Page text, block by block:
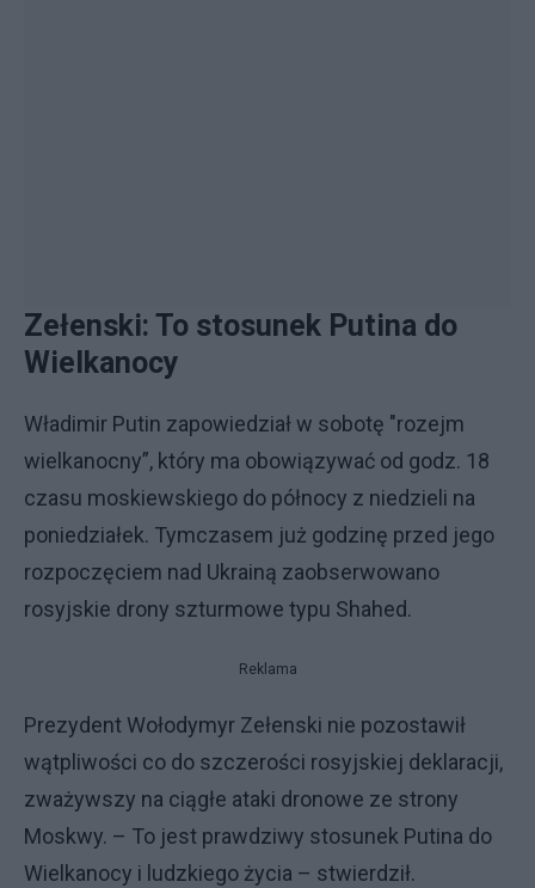
Zełenski: To stosunek Putina do
Wielkanocy
Władimir Putin zapowiedział w sobotę "rozejm
wielkanocny”, który ma obowiązywać od godz. 18
czasu moskiewskiego do północy z niedzieli na
poniedziałek. Tymczasem już godzinę przed jego
rozpoczęciem nad Ukrainą zaobserwowano
rosyjskie drony szturmowe typu Shahed.
Reklama
Prezydent Wołodymyr Zełenski nie pozostawił
wątpliwości co do szczerości rosyjskiej deklaracji,
zważywszy na ciągłe ataki dronowe ze strony
Moskwy. – To jest prawdziwy stosunek Putina do
Wielkanocy i ludzkiego życia – stwierdził.